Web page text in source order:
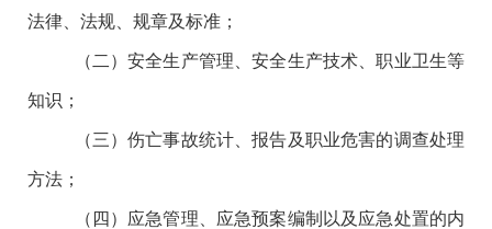
法律、法规、规章及标准；
（二）安全生产管理、安全生产技术、职业卫生等
知识；
（三）伤亡事故统计、报告及职业危害的调查处理
方法；
（四）应急管理、应急预案编制以及应急处置的内